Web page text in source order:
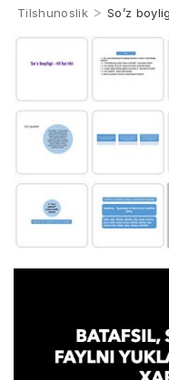
Tilshunoslik > So’z